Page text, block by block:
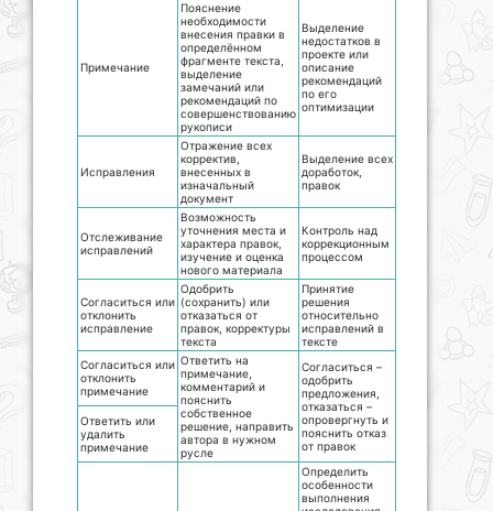
Примечание
Пояснение
необходимости
внесения правки в
определённом
фрагменте текста,
выделение
замечаний или
рекомендаций по
совершенствованию
рукописи
Выделение
недостатков в
проекте или
описание
рекомендаций
по его
оптимизации
Исправления
Отражение всех
корректив,
внесенных в
изначальный
документ
Выделение всех
доработок,
правок
Отслеживание
исправлений
Возможность
уточнения места и
характера правок,
изучение и оценка
нового материала
Контроль над
коррекционным
процессом
Согласиться или
отклонить
исправление
Одобрить
(сохранить) или
отказаться от
правок, корректуры
текста
Принятие
решения
относительно
исправлений в
тексте
Согласиться или
отклонить
примечание
Ответить на
примечание,
комментарий и
пояснить
собственное
решение, направить
автора в нужном
русле
Согласиться –
одобрить
предложения,
отказаться –
опровергнуть и
пояснить отказ
от правок
Ответить или
удалить
примечание
Определить
особенности
выполнения